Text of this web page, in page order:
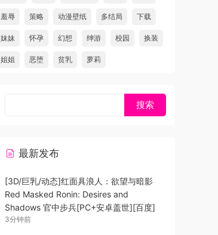
羞辱 策略 动漫壁纸 多结局 下载
妹妹 怀孕 幻想 绅游 校园 换装
姐姐 恶堕 贫乳 萝莉
最新发布
[3D/巨乳/动态]红面具浪人：欲望与暗影
Red Masked Ronin: Desires and
Shadows 官中步兵[PC+安卓盖世][百度]
3分钟前